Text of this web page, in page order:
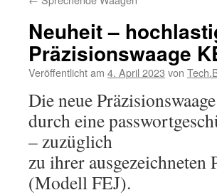
Neuheit –
Präzisionswaage
Veröffentlicht am 4. April 2023 von
Die neue
durch eine
– zuzüglich
zu ihrer ausgezeichneten
(Modell FEJ).